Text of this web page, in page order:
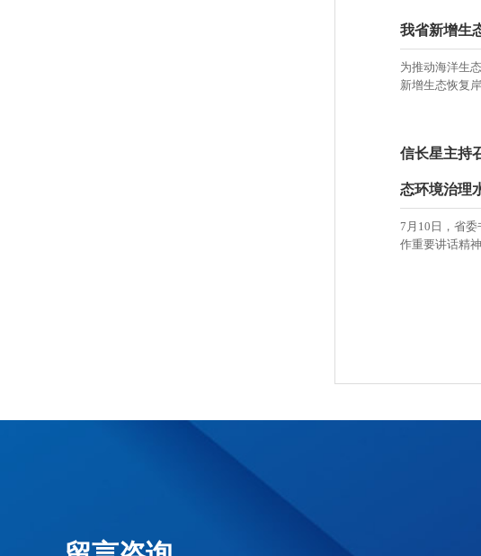
我省新增生
为推动海洋生
新增生态恢复
信长星主持
态环境治理
7月10日，省
作重要讲话精